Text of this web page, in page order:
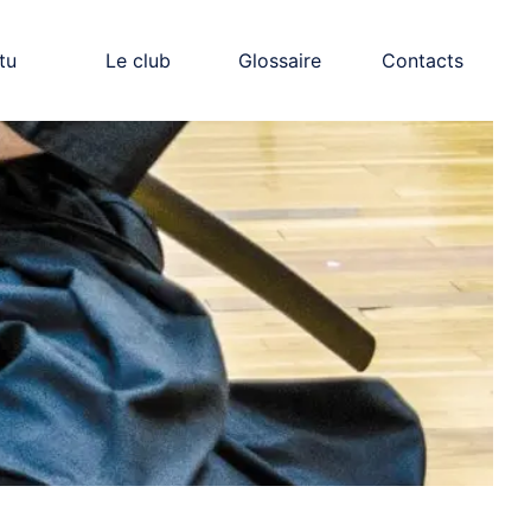
Le club Glossaire Contacts